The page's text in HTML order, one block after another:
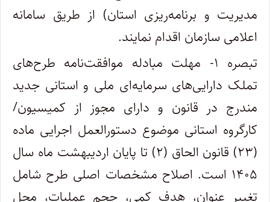
مدیریت و برنامه‌ریزی استان‌) از طریق سامانه
اعلامی سازمان اقدام نمایند.
تبصره ۱- مهلت مبادله موافقت‌نامه طرح‌های
تملک دارایی‌های سرمایه‌ای ملی و استانی جدید
مندرج در قانون و دارای مجوز از کمیسیون/
کارگروه استانی موضوع دستورالعمل اجرایی ماده
(۲۳) قانون الحاق (۲) تا پایان اردیبهشت ماه سال
۱۴۰۵ است. اصلاح مشخصات اصلی طرح شامل
تغییر عنوان، هدف کمی، حجم عملیات، محل